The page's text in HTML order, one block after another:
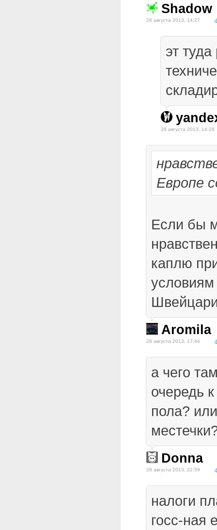
Shadow
28 августа 2013, 14:27
эт
28 августа 2013, 14:28
Европе
Если бы
каплю
Aromila
28 августа 2013, 17:44
а чего
очередь
пола?
Donna
28 августа 2013, 22:59
налоги
госс-ная